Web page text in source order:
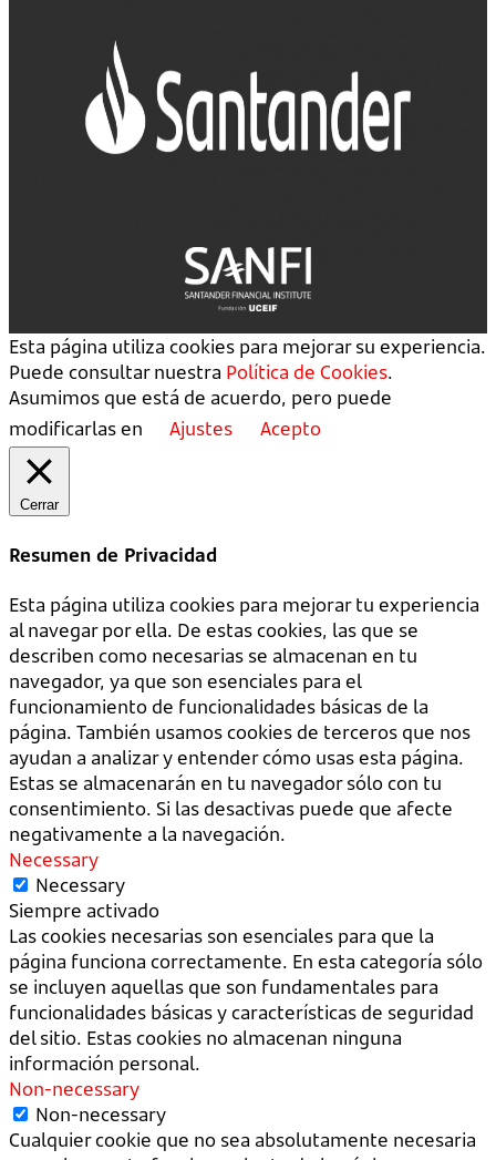
Esta página utiliza cookies para mejorar su experiencia.
Puede consultar nuestra Política de Cookies.
Asumimos que está de acuerdo, pero puede
modificarlas en
Ajustes Acepto
Cerrar
Resumen de Privacidad
Esta página utiliza cookies para mejorar tu experiencia
al navegar por ella. De estas cookies, las que se
describen como necesarias se almacenan en tu
navegador, ya que son esenciales para el
funcionamiento de funcionalidades básicas de la
página. También usamos cookies de terceros que nos
ayudan a analizar y entender cómo usas esta página.
Estas se almacenarán en tu navegador sólo con tu
consentimiento. Si las desactivas puede que afecte
negativamente a la navegación.
Necessary
Necessary
Siempre activado
Las cookies necesarias son esenciales para que la
página funciona correctamente. En esta categoría sólo
se incluyen aquellas que son fundamentales para
funcionalidades básicas y características de seguridad
del sitio. Estas cookies no almacenan ninguna
información personal.
Non-necessary
Non-necessary
Cualquier cookie que no sea absolutamente necesaria